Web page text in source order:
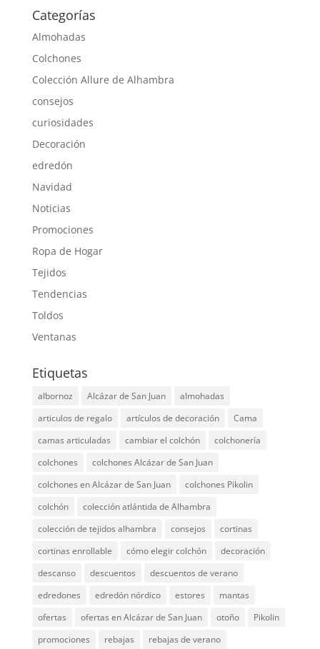
Categorías
Almohadas
Colchones
Colección Allure de Alhambra
consejos
curiosidades
Decoración
edredón
Navidad
Noticias
Promociones
Ropa de Hogar
Tejidos
Tendencias
Toldos
Ventanas
Etiquetas
albornoz Alcázar de San Juan
almohadas
articulos de regalo
artículos de decoración
Cama
camas articuladas
cambiar el colchón
colchonería
colchones
colchones Alcázar de San Juan
colchones en Alcázar de San Juan
colchones Pikolin
colchón
colección atlántida de Alhambra
colección de tejidos alhambra
consejos
cortinas
cortinas enrollable
cómo elegir colchón
decoración
descanso
descuentos
descuentos de verano
edredones
edredón nórdico estores
mantas
ofertas
ofertas en Alcázar de San Juan otoño
Pikolin
promociones
rebajas
rebajas de verano